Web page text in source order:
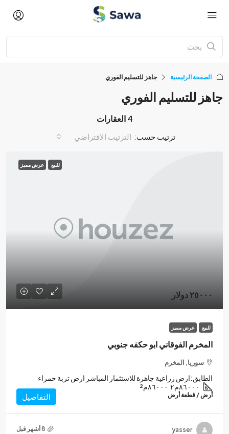
الصفحة الرئيسية جاهز للتسليم الفوري
جاهز للتسليم الفوري
4 العقارات
ترتيب حسب: الترتيب الافتراضي
للبيع عرض مميز
٢٥٠٠٠ دولار
للبيع عرض مميز
المخرم الفوقاني ابو حكفه جنوبي
سوريا, المخرم
الطابق:ارض زراعية جاهزة للاستثمار المباشر ارض تربة حمراء
٨٦٠٠٠م٢
٨٦٠٠٠م²
أرض / قطعة أرض التفاصيل
yasser